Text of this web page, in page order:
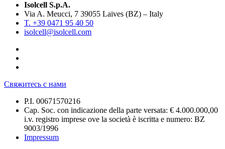
Isolcell S.p.A.
Via A. Meucci, 7 39055 Laives (BZ) – Italy
T. +39 0471 95 40 50
isolcell@isolcell.com
Свяжитесь с нами
P.I. 00671570216
Cap. Soc. con indicazione della parte versata: € 4.000.000,00
i.v. registro imprese ove la società è iscritta e numero: BZ
9003/1996
Impressum